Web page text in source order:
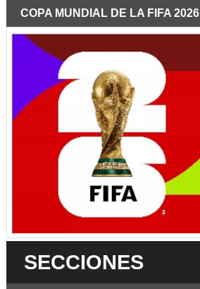
COPA MUNDIAL DE LA FIFA 2026
SECCIONES